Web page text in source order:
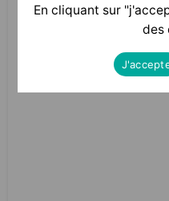
En cliquant sur
des